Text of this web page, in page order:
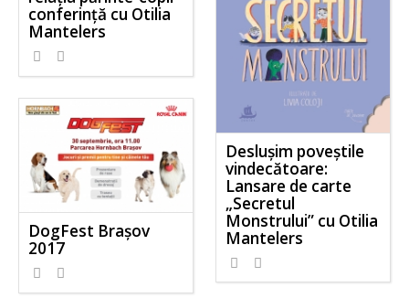
conferință cu Otilia
Mantelers
Deslușim poveștile
vindecătoare:
Lansare de carte
„Secretul
Monstrului” cu Otilia
Mantelers
DogFest Brașov
2017